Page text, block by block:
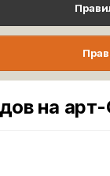
на